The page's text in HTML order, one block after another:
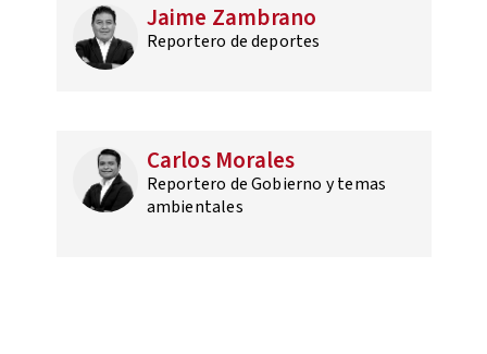
Jaime Zambrano
Reportero de deportes
Carlos Morales
Reportero de Gobierno y temas
ambientales